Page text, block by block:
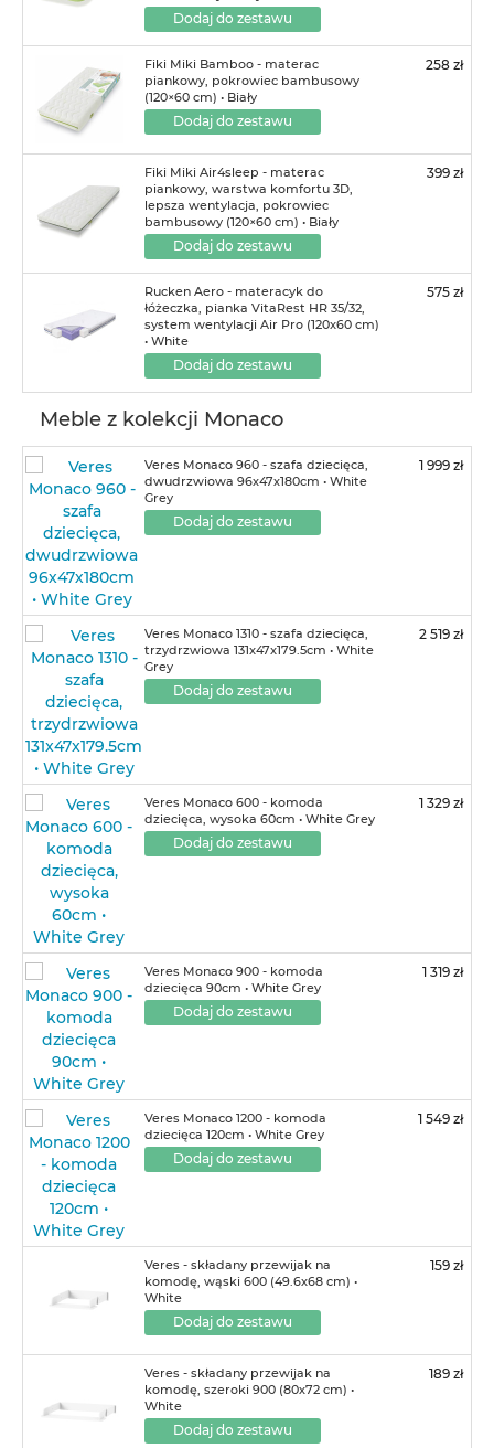
Dodaj do zestawu
Fiki Miki Bamboo - materac
piankowy, pokrowiec bambusowy
(120×60 cm) • Biały
Dodaj do zestawu
258 zł
Fiki Miki Air4sleep - materac
piankowy, warstwa komfortu 3D,
lepsza wentylacja, pokrowiec
bambusowy (120×60 cm) • Biały
Dodaj do zestawu
399 zł
Rucken Aero - materacyk do
łóżeczka, pianka VitaRest HR 35/32,
system wentylacji Air Pro (120x60 cm)
• White
Dodaj do zestawu
575 zł
Meble z kolekcji Monaco
Veres Monaco 960 - szafa dziecięca,
dwudrzwiowa 96х47х180cm • White
Grey
Dodaj do zestawu
1 999 zł
Veres Monaco 1310 - szafa dziecięca,
trzydrzwiowa 131x47x179.5cm • White
Grey
Dodaj do zestawu
2 519 zł
Veres Monaco 600 - komoda
dziecięca, wysoka 60cm • White Grey
Dodaj do zestawu
1 329 zł
Veres Monaco 900 - komoda
dziecięca 90cm • White Grey
Dodaj do zestawu
1 319 zł
Veres Monaco 1200 - komoda
dziecięca 120cm • White Grey
Dodaj do zestawu
1 549 zł
Veres - składany przewijak na
komodę, wąski 600 (49.6х68 cm) •
White
Dodaj do zestawu
159 zł
Veres - składany przewijak na
komodę, szeroki 900 (80х72 cm) •
White
Dodaj do zestawu
189 zł